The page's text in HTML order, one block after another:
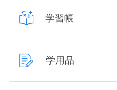
学習帳
学用品